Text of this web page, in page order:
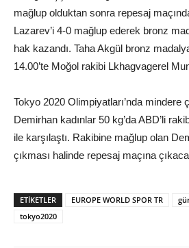
mağlup olduktan sonra repesaj
Lazarev’i 4-0 mağlup ederek bronz
hak kazandı. Taha Akgül bronz
14.00’te Moğol rakibi Lkhagvagerel
Tokyo 2020 Olimpiyatları’nda mindere
Demirhan kadınlar 50 kg’da ABD’li
ile karşılaştı. Rakibine mağlup olan
çıkması halinde repesaj maçına
ETIKETLER EUROPE WORLD SPOR TR
tokyo2020